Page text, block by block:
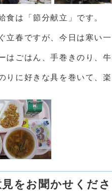
食は「節分献立」です。
立春ですが、今日は寒い一
はごはん、手巻きのり、
りに好きな具を巻いて、
見をお聞かせくだ